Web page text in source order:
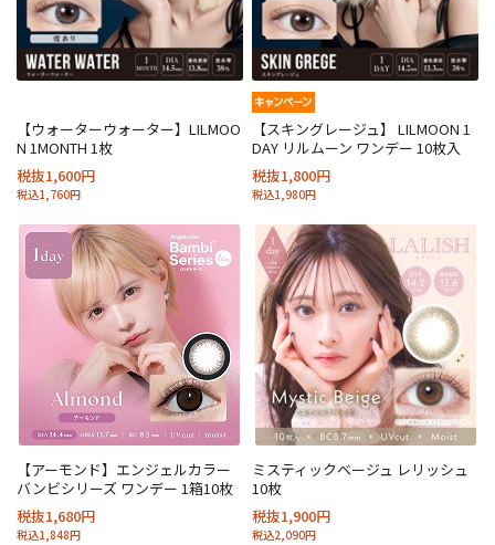
【ウォーターウォーター】LILMOO
N 1MONTH 1枚
税抜1,600円
税込1,760円
【スキングレージュ】 LILMOON 1
DAY リルムーン ワンデー 10枚入
税抜1,800円
税込1,980円
【アーモンド】エンジェルカラー
バンビシリーズ ワンデー 1箱10枚
税抜1,680円
税込1,848円
ミスティックベージュ レリッシュ
10枚
税抜1,900円
税込2,090円